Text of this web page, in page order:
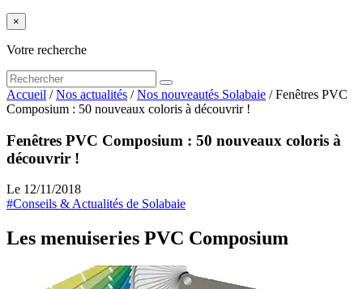
×
Votre recherche
Accueil /Nos actualités /Nos nouveautés Solabaie /Fenêtres PVC
Composium : 50 nouveaux coloris à découvrir !
Fenêtres PVC Composium : 50 nouveaux coloris à
découvrir !
Le 12/11/2018
#Conseils & Actualités de Solabaie
Les menuiseries PVC Composium